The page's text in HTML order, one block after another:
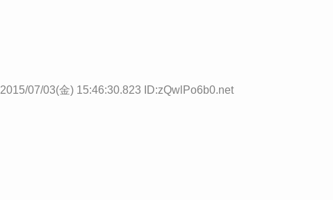
2015/07/03(金) 15:46:30.823 ID:zQwlPo6b0.net